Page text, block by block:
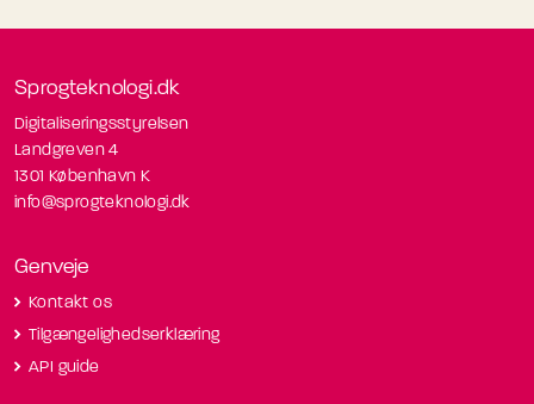
Sprogteknologi.dk
Digitaliseringsstyrelsen
Landgreven 4
1301 København K
info@sprogteknologi.dk
Genveje
Kontakt os
Tilgængelighedserklæring
API guide